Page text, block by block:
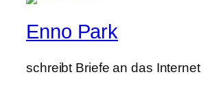
Enno Park
schreibt Briefe an das Internet